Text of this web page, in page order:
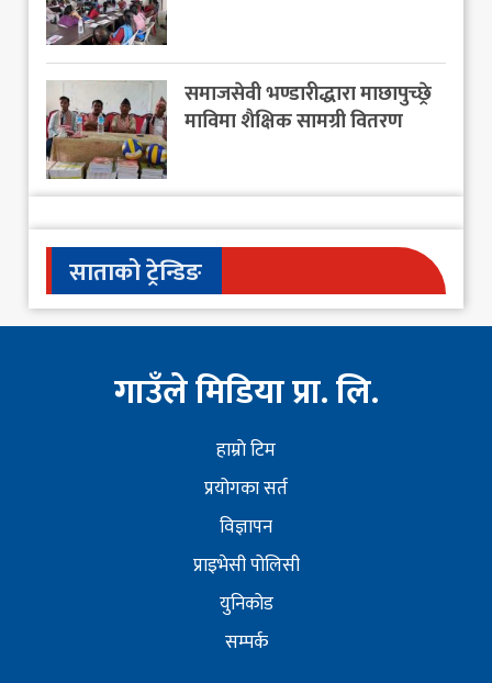
समाजसेवी भण्डारीद्धारा माछापुच्छ्रे
माविमा शैक्षिक सामग्री वितरण
साताको ट्रेन्डिङ
गाउँले मिडिया प्रा. लि.
हाम्राे टिम
प्रयोगका सर्त
विज्ञापन
प्राइभेसी पोलिसी
युनिकोड
सम्पर्क